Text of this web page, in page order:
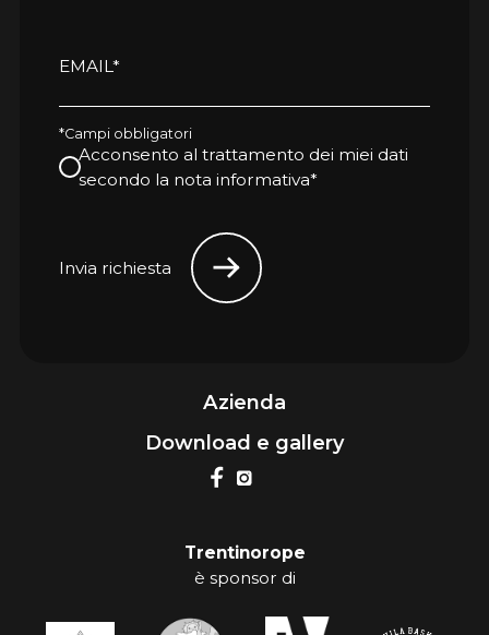
EMAIL*
*Campi obbligatori
Acconsento al trattamento dei miei dati
secondo la nota informativa*
Invia richiesta
Trentinorope
è sponsor di
Azienda
Download e gallery